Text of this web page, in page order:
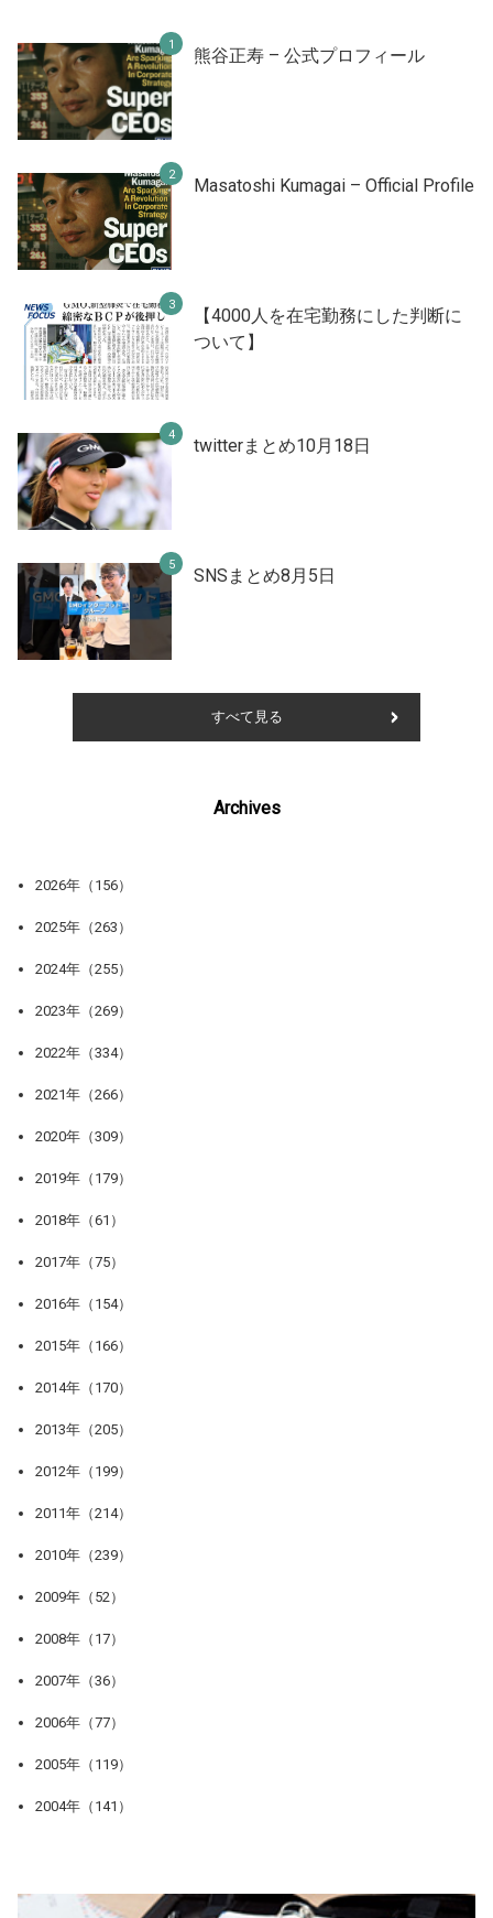
熊谷正寿 – 公式プロフィール
Masatoshi Kumagai – Official Profile
【4000人を在宅勤務にした判断に
ついて】
twitterまとめ10月18日
SNSまとめ8月5日
すべて見る
Archives
2026年（156）
2025年（263）
2024年（255）
2023年（269）
2022年（334）
2021年（266）
2020年（309）
2019年（179）
2018年（61）
2017年（75）
2016年（154）
2015年（166）
2014年（170）
2013年（205）
2012年（199）
2011年（214）
2010年（239）
2009年（52）
2008年（17）
2007年（36）
2006年（77）
2005年（119）
2004年（141）